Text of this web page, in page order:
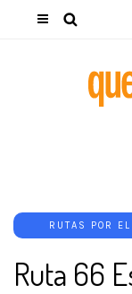
RUTAS POR
Ruta 66